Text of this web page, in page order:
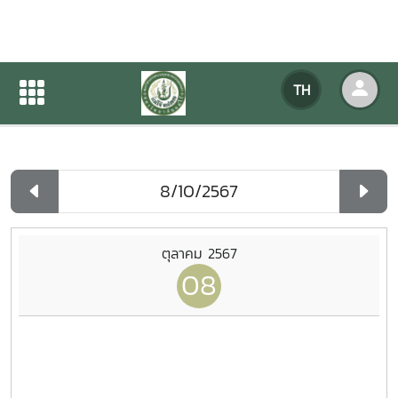
TH
ปฏิทินกิจกรรมของหน่วยงาน
ปฏิทินกิจกรรมของหน่วยงาน
ตุลาคม 2567
08